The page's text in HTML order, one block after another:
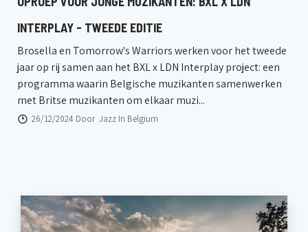
INTERPLAY - TWEEDE EDITIE
Brosella en Tomorrow's Warriors werken voor het tweede
jaar op rij samen aan het BXL x LDN Interplay project: een
programma waarin Belgische muzikanten samenwerken
met Britse muzikanten om elkaar muzi...
26/12/2024 Door Jazz In Belgium